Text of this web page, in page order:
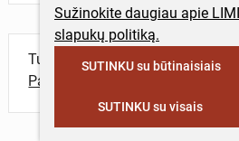
Turite daugiau informacijos apie
Parašykite mums!
Sužinokite daugiau apie
slapukų politiką.
SUTINKU su būtinaisiais
SUTINKU su visais